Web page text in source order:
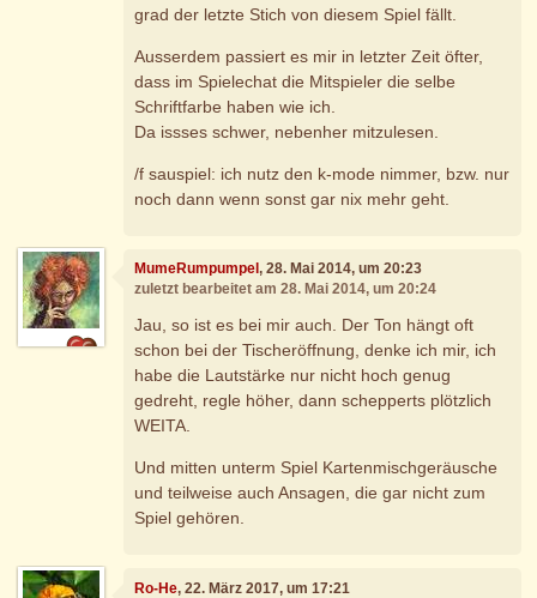
grad der letzte Stich von diesem Spiel fällt.
Ausserdem passiert es mir in letzter Zeit öfter,
dass im Spielechat die Mitspieler die selbe
Schriftfarbe haben wie ich.
Da issses schwer, nebenher mitzulesen.
/f sauspiel: ich nutz den k-mode nimmer, bzw. nur
noch dann wenn sonst gar nix mehr geht.
MumeRumpumpel, 28. Mai 2014, um 20:23
zuletzt bearbeitet am 28. Mai 2014, um 20:24
Jau, so ist es bei mir auch. Der Ton hängt oft
schon bei der Tischeröffnung, denke ich mir, ich
habe die Lautstärke nur nicht hoch genug
gedreht, regle höher, dann schepperts plötzlich
WEITA.
Und mitten unterm Spiel Kartenmischgeräusche
und teilweise auch Ansagen, die gar nicht zum
Spiel gehören.
Ro-He, 22. März 2017, um 17:21